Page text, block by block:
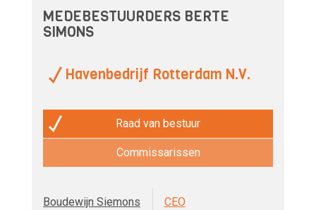
MEDEBESTUURDERS BERTE
SIMONS
Havenbedrijf Rotterdam N.V.
Raad van bestuur
Commissarissen
Boudewijn Siemons CEO